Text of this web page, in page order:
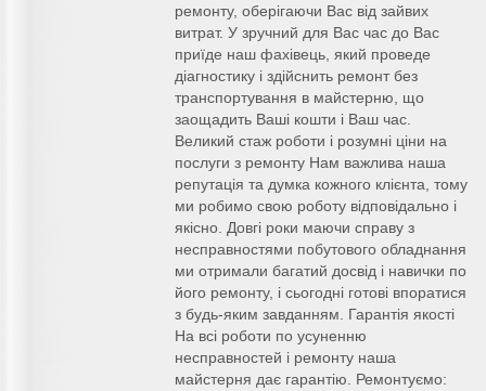
ремонту, оберігаючи Вас від зайвих
витрат. У зручний для Вас час до Вас
приїде наш фахівець, який проведе
діагностику і здійснить ремонт без
транспортування в майстерню, що
заощадить Ваші кошти і Ваш час.
Великий стаж роботи і розумні ціни на
послуги з ремонту Нам важлива наша
репутація та думка кожного клієнта, тому
ми робимо свою роботу відповідально і
якісно. Довгі роки маючи справу з
несправностями побутового обладнання
ми отримали багатий досвід і навички по
його ремонту, і сьогодні готові впоратися
з будь-яким завданням. Гарантія якості
На всі роботи по усуненню
несправностей і ремонту наша
майстерня дає гарантію. Ремонтуємо: